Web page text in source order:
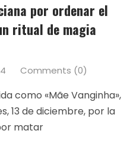
por ordenar el
ritual de magia
Comments (0)
como «Mãe Vanginha»,
13 de diciembre, por la
matar